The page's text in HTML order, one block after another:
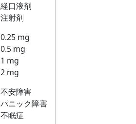
経口液剤
注射剤
0.25 mg
0.5 mg
1 mg
2 mg
不安障害
パニック障害
不眠症